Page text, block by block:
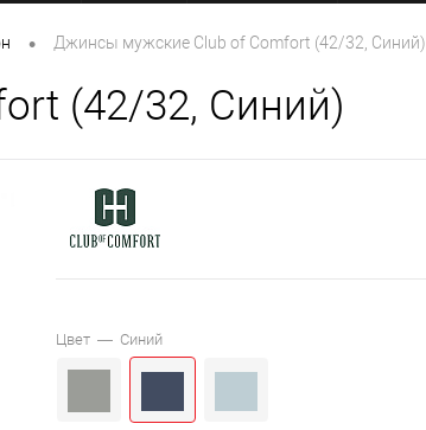
• Джинсы мужские Club of Comfort (42/32, Синий)
(42/32, Синий)
Цвет — Синий